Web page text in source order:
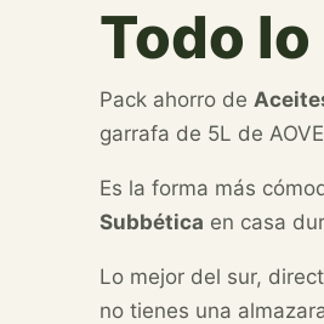
Todo
Pack ahorro de
garrafa de 5L de
Es la forma más
Subbética en casa
Lo mejor del sur,
no tienes una